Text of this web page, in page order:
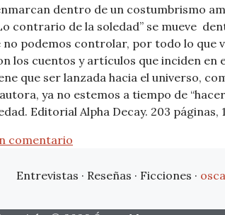
dentro de un costumbrismo
de la soledad” se mueve
podemos controlar, por todo lo
los cuentos y artículos que inciden
que ser lanzada hacia el universo,
ya no estemos a tiempo de
Editorial Alpha Decay. 203 páginas,
comentario
Entrevistas · Reseñas · Ficciones ·